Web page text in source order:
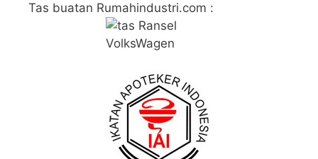
Tas buatan Rumahindustri.com :